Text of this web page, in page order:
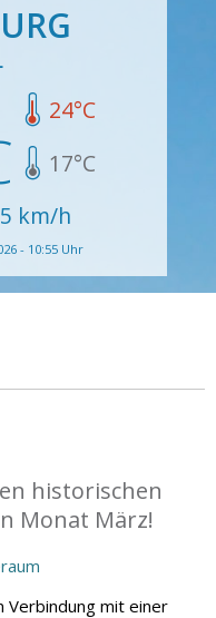
24°C
17°C
km/h
- 10:55 Uhr
historischen
Monat März!
Verbindung mit einer